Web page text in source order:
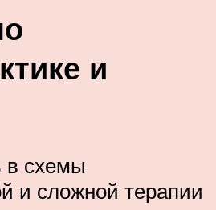
и
в схемы
и сложной терапии